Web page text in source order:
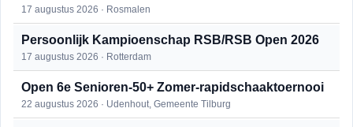
17 augustus 2026 · Rosmalen
Persoonlijk Kampioenschap RSB/RSB Open 2026
17 augustus 2026 · Rotterdam
Open 6e Senioren-50+ Zomer-rapidschaaktoernooi
22 augustus 2026 · Udenhout, Gemeente Tilburg